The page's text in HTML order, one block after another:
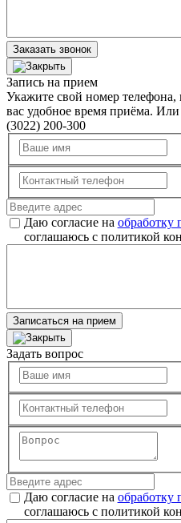
Заказать звонок
Запись на прием
Укажите свой номер
вас удобное время приёма.
(3022) 200-300
Даю согласие на обработку
соглашаюсь с политикой
Записаться на прием
Задать вопрос
Даю согласие на обработку
соглашаюсь с политикой